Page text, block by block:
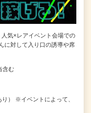
気×レアイベント会場での
に対して入り口の誘導や席
含む
） ※イベントによって、